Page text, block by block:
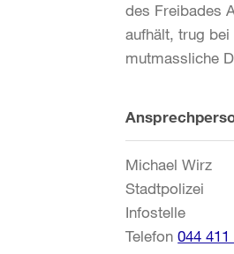
des Freibades
aufhält, trug
mutmassliche
Weitere
Michael Wirz
Stadtpolizei
Infostelle
Telefon 044 411